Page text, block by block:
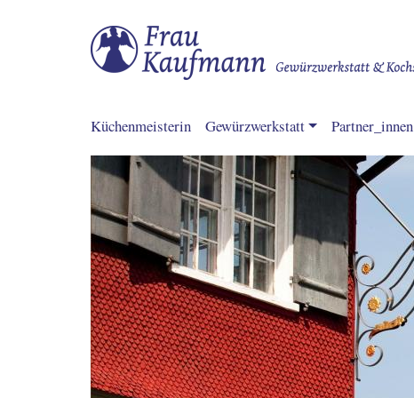
Hauptnavigation
Küchenmeisterin Gewürzwerkstatt Partner_innen